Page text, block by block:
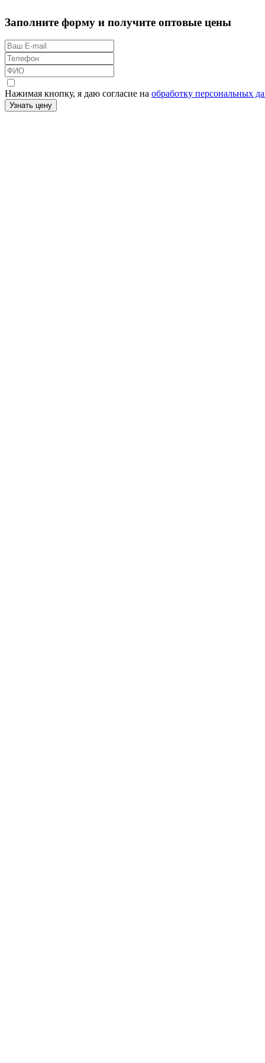
Заполните форму и получите оптовые цены
Нажимая кнопку, я даю согласие на обработку персональных
Узнать цену